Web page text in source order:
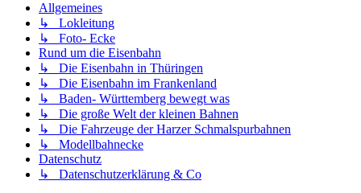
Allgemeines
↳ Lokleitung
↳ Foto- Ecke
Rund um die Eisenbahn
↳ Die Eisenbahn in Thüringen
↳ Die Eisenbahn im Frankenland
↳ Baden- Württemberg bewegt was
↳ Die große Welt der kleinen Bahnen
↳ Die Fahrzeuge der Harzer Schmalspurbahnen
↳ Modellbahnecke
Datenschutz
↳ Datenschutzerklärung & Co